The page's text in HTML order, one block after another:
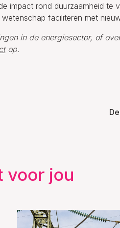
impact rond duurzaamheid te
faciliteren met
in de energiesector, of
op.
voor jou